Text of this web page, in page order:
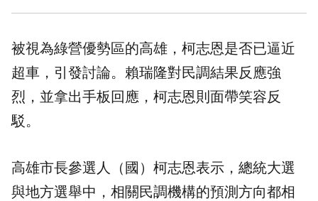
被視為綠營優勢區的高雄，柯志恩是否已逼近
超車，引發討論。賴瑞隆對民調結果反應強
烈，並拿出手板回應，柯志恩則面帶笑容反
駁。
高雄市長參選人（國）柯志恩表示，總統大選
與地方選舉中，相關民調機構的預測方向都相